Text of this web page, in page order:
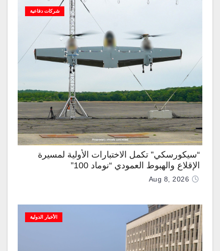
شركات دفاعية
“سيكورسكي” تكمل الاختبارات الأولية لمسيرة
الإقلاع والهبوط العمودي “نوماد 100”
Aug 8, 2026
الأخبار الدولية